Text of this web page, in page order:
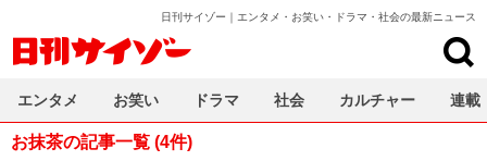
日刊サイゾー｜エンタメ・お笑い・ドラマ・社会の最新ニュース
お抹茶の記事一覧 (4件)
エンタメ お笑い ドラマ 社会 カルチャー 連載